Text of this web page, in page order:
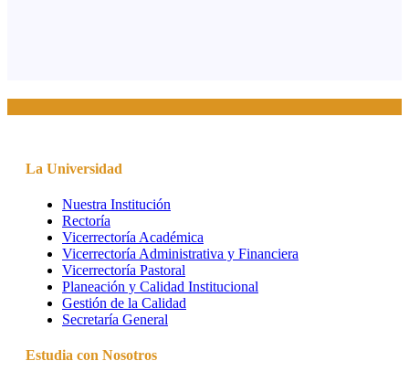
La Universidad
Nuestra Institución
Rectoría
Vicerrectoría Académica
Vicerrectoría Administrativa y Financiera
Vicerrectoría Pastoral
Planeación y Calidad Institucional
Gestión de la Calidad
Secretaría General
Estudia con Nosotros